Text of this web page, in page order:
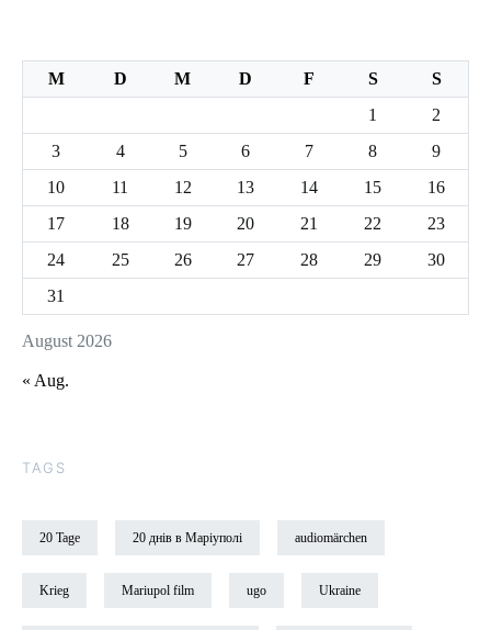
August 2026
M D M D F S
S
1
2
3
4 5 6 7 8
9
10
11 12 13 14 15
16
17
18 19 20 21 22
23
24
25 26 27 28 29
30
31
« Aug.
TAGS
20 Tage 20 днів в Маріуполі audiomärchen
Krieg Mariupol film ugo Ukraine